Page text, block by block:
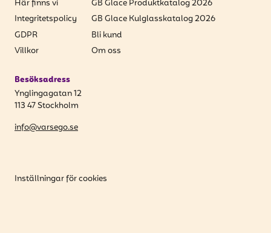
Här finns vi
Integritetspolicy
GDPR
Villkor
GB Glace Produktkatalog 2026
GB Glace Kulglasskatalog 2026
Bli kund
Om oss
Besöksadress
Ynglingagatan 12
113 47 Stockholm
info@varsego.se
Inställningar för cookies